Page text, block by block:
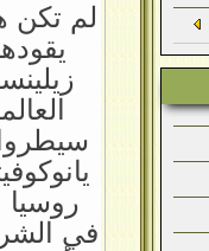
لم تكن
سيطروا
روسيا
في